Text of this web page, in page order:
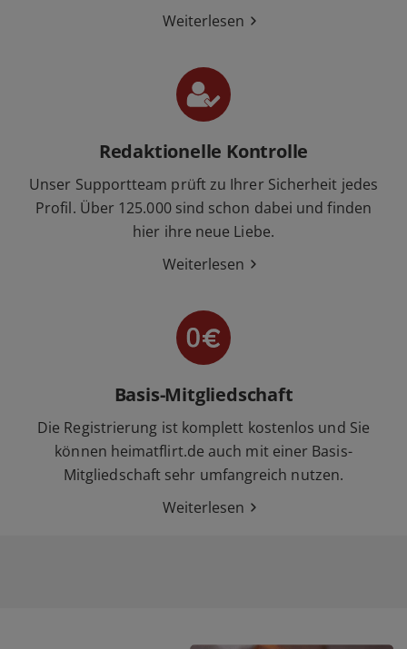
Weiterlesen
Redaktionelle Kontrolle
Unser Supportteam prüft zu Ihrer Sicherheit jedes
Profil. Über 125.000 sind schon dabei und finden
hier ihre neue Liebe.
Weiterlesen
Basis-Mitgliedschaft
Die Registrierung ist komplett kostenlos und Sie
können heimatflirt.de auch mit einer Basis-
Mitgliedschaft sehr umfangreich nutzen.
Weiterlesen